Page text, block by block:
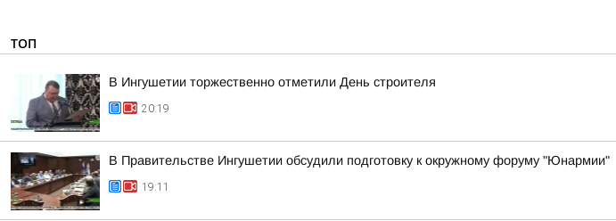
ТОП
В Ингушетии торжественно отметили День строителя
20:19
В Правительстве Ингушетии обсудили подготовку к окружному форуму "Юнармии"
19:11